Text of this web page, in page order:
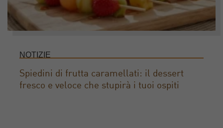
NOTIZIE
Spiedini di frutta caramellati: il dessert
fresco e veloce che stupirà i tuoi ospiti